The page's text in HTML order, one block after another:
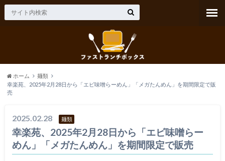
ホーム
麺類
幸楽苑、2025年2月28日から「エビ味噌らーめん」「メガたんめん」を期間限定で販
売
2025.02.28 麺類
幸楽苑、2025年2月28日から「エビ味噌らー
めん」「メガたんめん」を期間限定で販売